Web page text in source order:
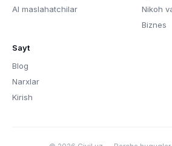
AI maslahatchilar
Nikoh
Biznes
Sayt
Blog
Narxlar
Kirish